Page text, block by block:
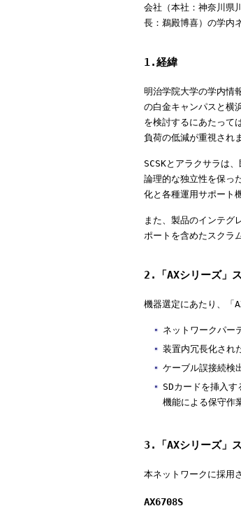
会社（本社：神奈川県
長：鵜殿博喜）の学内
1.経緯
明治学院大学の学
の白金キャンパスと横
を検討するにあたって
負荷の低減が重視され
SCSKとアラクサラは
論理的な独立性を保っ
化と各種運用サポート
また、製品のインテグ
ポートを含めたスクラ
2.「AXシリーズ」
機器選定にあたり、「
ネットワークパー
装置内冗長化され
ケーブル誤接続検
SDカードを挿入
機能による保守作
3.「AXシリーズ」
本ネットワークに採用
AX6708S